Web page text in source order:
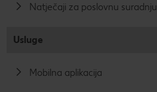
Natječaji za poslovnu suradnju
Usluge
Mobilna aplikacija